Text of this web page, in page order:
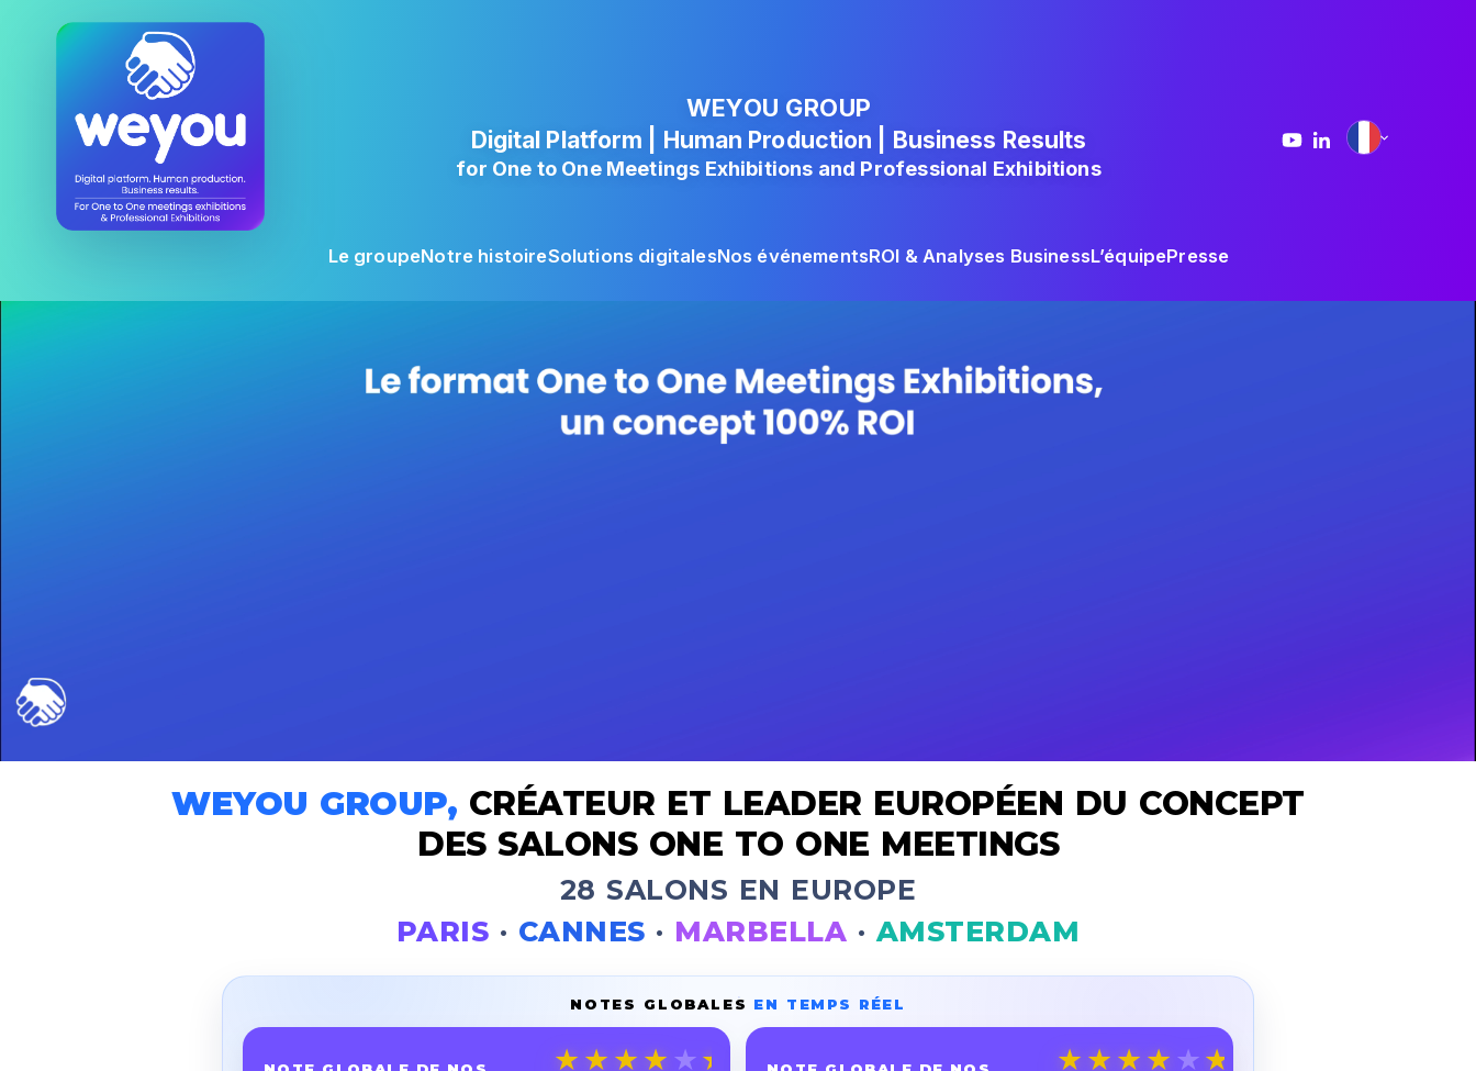
WEYOU GROUP
Digital Platform | Human Production | Business Results
for One to One Meetings Exhibitions and Professional Exhibitions
Le groupeNotre histoireSolutions digitalesNos événementsROI & Analyses BusinessL’équipePresse
WEYOU GROUP, CRÉATEUR ET LEADER EUROPÉEN DU CONCEPT
DES SALONS ONE TO ONE MEETINGS
28 SALONS EN EUROPE
PARIS · CANNES · MARBELLA ·AMSTERDAM
NOTES GLOBALES EN TEMPS RÉEL
★★★★★ ★★★★★